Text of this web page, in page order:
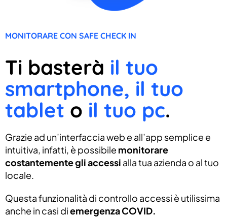
MONITORARE CON SAFE CHECK IN
Ti basterà il tuo
smartphone, il tuo
tablet o il tuo pc.
Grazie ad un’interfaccia web e all’app semplice e
intuitiva, infatti, è possibile monitorare
costantemente gli accessi alla tua azienda o al tuo
locale.
Questa funzionalità di controllo accessi è utilissima
anche in casi diemergenza COVID.